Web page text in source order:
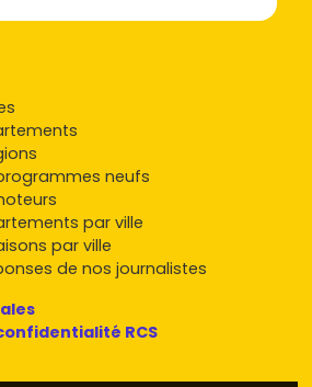
neufs
par ville
par ville
de nos journalistes
RCS